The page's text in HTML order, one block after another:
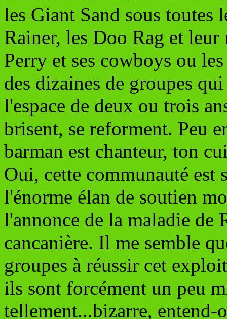
les Giant Sand sous toutes
Rainer, les Doo Rag et
Perry et ses cowboys ou
des dizaines de groupes
l'espace de deux ou trois
brisent, se reforment. Peu
barman est chanteur, ton
Oui, cette communauté est
l'énorme élan de soutien
l'annonce de la maladie de
cancanière. Il me semble
groupes à réussir cet
ils sont forcément un peu
tellement...bizarre, entend-